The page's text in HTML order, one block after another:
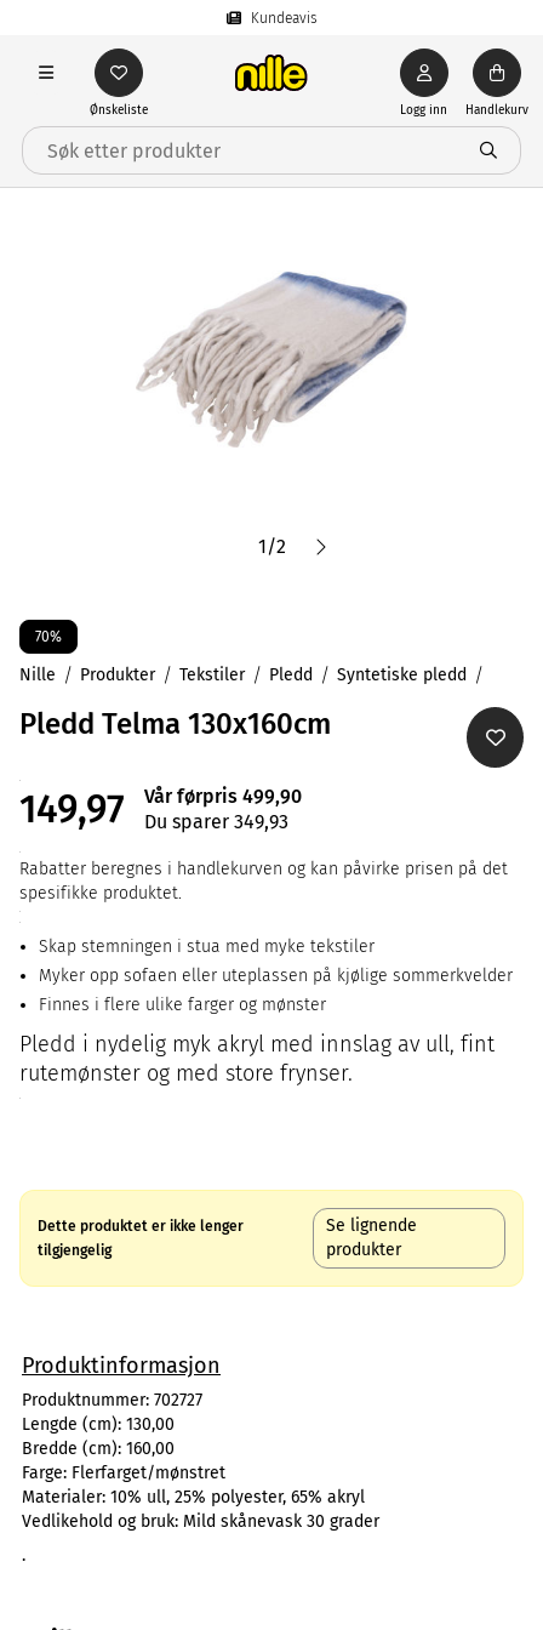
Kundeavis
Ønskeliste Logg inn Handlekurv
1/2
70%
Nille Produkter Tekstiler Pledd Syntetiske pledd
Pledd Telma 130x160cm
149,97
Vår førpris 499,90
Du sparer 349,93
Rabatter beregnes i handlekurven og kan påvirke prisen på det
spesifikke produktet.
Skap stemningen i stua med myke tekstiler
Myker opp sofaen eller uteplassen på kjølige sommerkvelder
Finnes i flere ulike farger og mønster
Pledd i nydelig myk akryl med innslag av ull, fint
rutemønster og med store frynser.
Dette produktet er ikke lenger
tilgjengelig
Se lignende
produkter
Produktinformasjon
Produktnummer: 702727
Lengde (cm): 130,00
Bredde (cm): 160,00
Farge: Flerfarget/mønstret
Materialer: 10% ull, 25% polyester, 65% akryl
Vedlikehold og bruk: Mild skånevask 30 grader
.